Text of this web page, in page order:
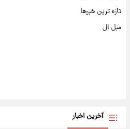
تازه ترین خبرها
مبل ال
آخرین اخبار